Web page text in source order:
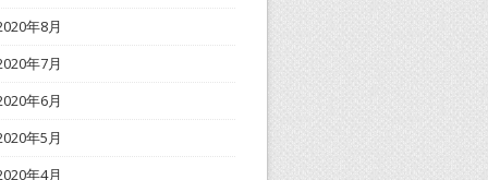
年8月
年7月
年6月
年5月
年4月